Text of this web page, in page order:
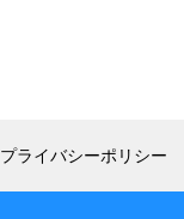
プライバシーポリシー